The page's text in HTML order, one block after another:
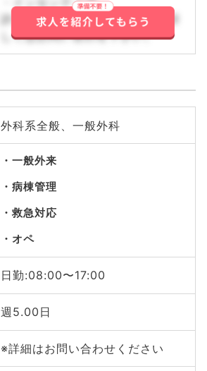
詳しくはお問い合わせ下さい。詳
しくはお問い合わせ下さい。
外科系全般、一般外科
一般外来
病棟管理
救急対応
オペ
日勤:08:00〜17:00
週5.00日
※詳細はお問い合わせください